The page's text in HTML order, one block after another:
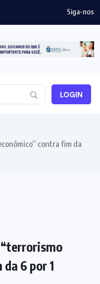
Siga-nos
LOGIN
contra fim da
6 por 1